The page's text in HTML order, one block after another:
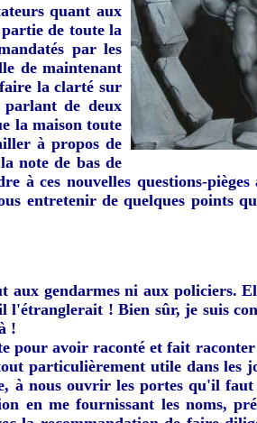
quant aux
de toute la
par les
de maintenant
la clarté sur
de deux
la maison toute
à propos de
note de bas de
à ces nouvelles questions-
entretenir de quelques points
gendarmes ni aux policiers.
! Bien sûr, je suis
!
pour avoir raconté et fait raconter
particulièrement utile dans les
à nous ouvrir les portes qu'il
en me fournissant les noms,